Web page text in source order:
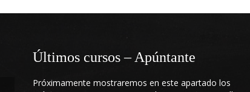
Últimos cursos – Apúntante
Próximamente mostraremos en este apartado los